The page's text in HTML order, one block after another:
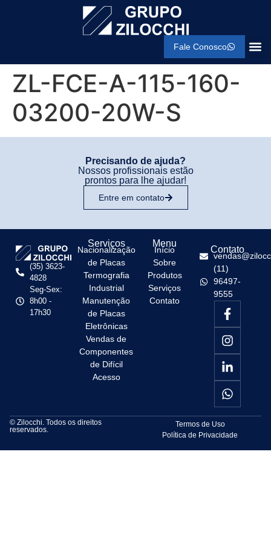
Fale Conosco
ZL-FCE-A-115-160-
03200-20W-S
Precisando de ajuda?
Nossos profissionais estão
prontos para lhe ajudar!
Entre em contato
(35) 3623-
4828
Seg-Sex:
8h00 -
17h30
Serviços
Nacionalização
de Placas
Termografia
Industrial
Manutenção
de Placas
Eletrônicas
Vendas de
Componentes
de Difícil
Acesso
Menu
Início
Sobre
Produtos
Serviços
Contato
Contato
(11)
96497-
9555
© Zilocchi. Todos os direitos
reservados.
Termos de Uso
Política de Privacidade